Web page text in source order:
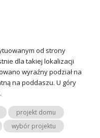
od strony
dla takiej lokalizacji
wyraźny podział na
na poddaszu. U góry
projekt domu
wybór projektu